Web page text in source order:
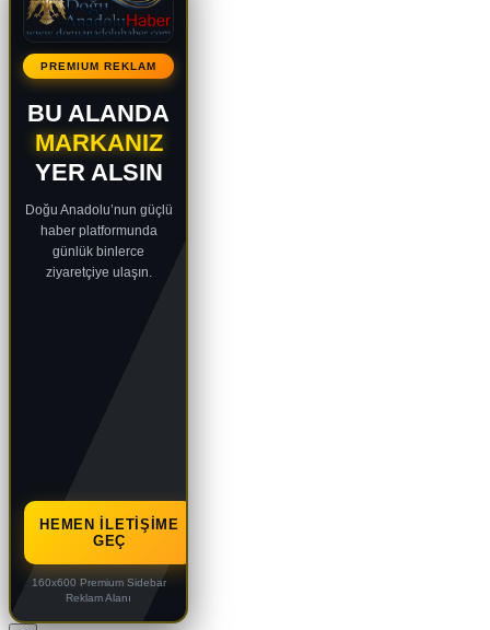
PREMIUM REKLAM
BU ALANDA
MARKANIZ
YER ALSIN
Doğu Anadolu’nun güçlü
haber platformunda
günlük binlerce
ziyaretçiye ulaşın.
HEMEN İLETIŞIME
GEÇ
160x600 Premium Sidebar
Reklam Alanı